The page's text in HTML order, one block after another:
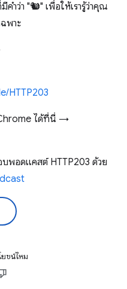
ำว่า "🐿" เพื่อให้เรารู้ว่าคุณ
พาะ
HTTP203
ได้ที่นี่ →
พอดแคสต์ HTTP203 ด้วย
ชน์ไหม